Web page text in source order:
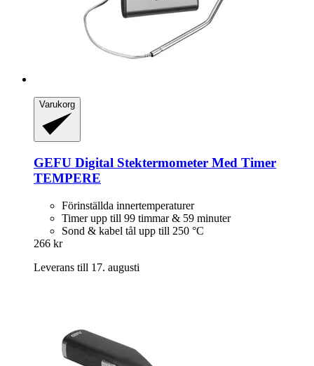
Varukorg
GEFU Digital Stektermometer Med Timer
TEMPERE
Förinställda innertemperaturer
Timer upp till 99 timmar & 59 minuter
Sond & kabel tål upp till 250 °C
266 kr
Leverans till 17. augusti